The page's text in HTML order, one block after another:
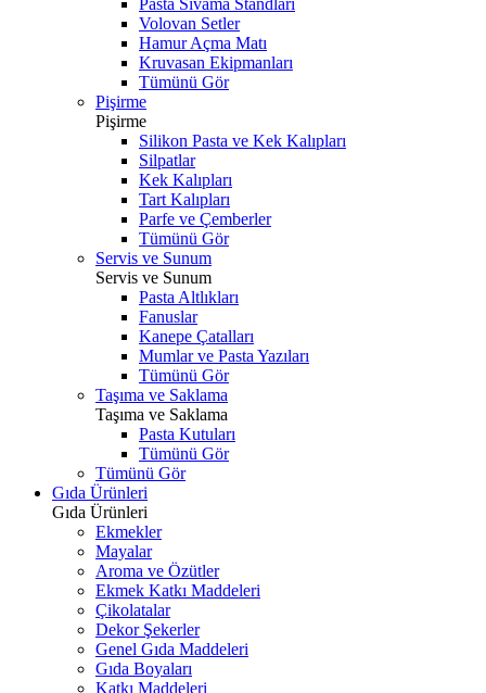
Pasta Sıvama Standları
Volovan Setler
Hamur Açma Matı
Kruvasan Ekipmanları
Tümünü Gör
Pişirme
Pişirme
Silikon Pasta ve Kek Kalıpları
Silpatlar
Kek Kalıpları
Tart Kalıpları
Parfe ve Çemberler
Tümünü Gör
Servis ve Sunum
Servis ve Sunum
Pasta Altlıkları
Fanuslar
Kanepe Çatalları
Mumlar ve Pasta Yazıları
Tümünü Gör
Taşıma ve Saklama
Taşıma ve Saklama
Pasta Kutuları
Tümünü Gör
Tümünü Gör
Gıda Ürünleri
Gıda Ürünleri
Ekmekler
Mayalar
Aroma ve Özütler
Ekmek Katkı Maddeleri
Çikolatalar
Dekor Şekerler
Genel Gıda Maddeleri
Gıda Boyaları
Katkı Maddeleri